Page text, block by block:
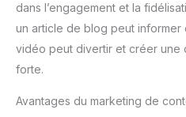
dans l’engagement et la
un article de blog peut informer
vidéo peut divertir et créer une
forte.
Avantages du marketing de